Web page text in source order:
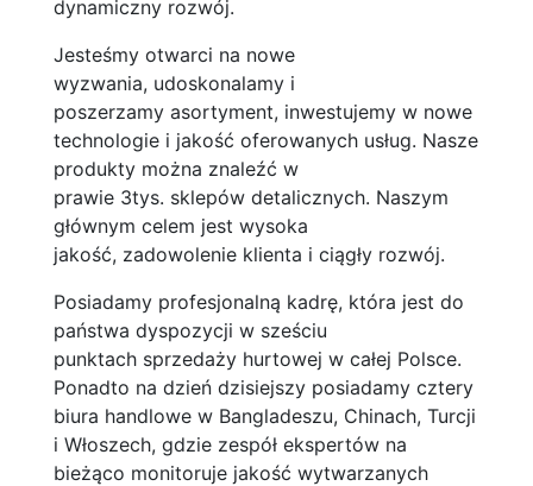
dynamiczny rozwój.
Jesteśmy otwarci na nowe
wyzwania, udoskonalamy i
poszerzamy asortyment, inwestujemy w nowe
technologie i jakość oferowanych usług. Nasze
produkty można znaleźć w
prawie 3tys. sklepów detalicznych. Naszym
głównym celem jest wysoka
jakość, zadowolenie klienta i ciągły rozwój.
Posiadamy profesjonalną kadrę, która jest do
państwa dyspozycji w sześciu
punktach sprzedaży hurtowej w całej Polsce.
Ponadto na dzień dzisiejszy posiadamy cztery
biura handlowe w Bangladeszu, Chinach, Turcji
i Włoszech, gdzie zespół ekspertów na
bieżąco monitoruje jakość wytwarzanych